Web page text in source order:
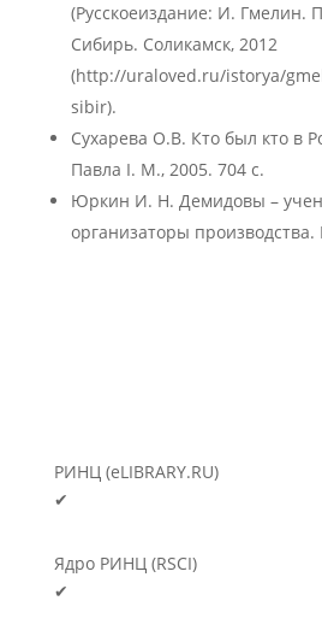
(Русскоеиздание: И. Гмелин.
Сибирь. Соликамск, 2012
(http://uraloved.ru/istorya/
sibir).
Сухарева О.В. Кто был кто в
Павла I. М., 2005. 704 с.
Юркин И. Н. Демидовы –
организаторы производства.
РИНЦ (eLIBRARY.RU)
✔
Ядро РИНЦ (RSCI)
✔